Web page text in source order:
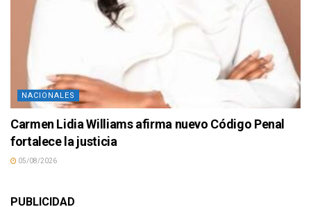
NACIONALES
Carmen Lidia Williams afirma nuevo Código Penal
fortalece la justicia
05/08/2026
PUBLICIDAD